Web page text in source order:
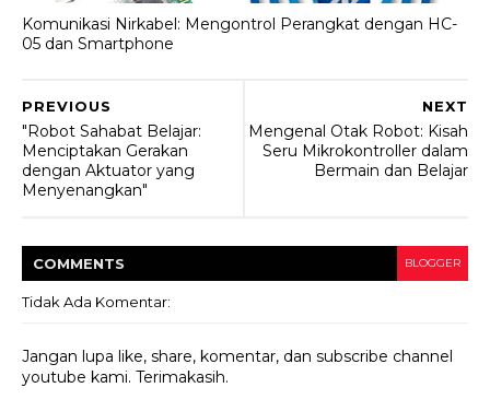
Komunikasi Nirkabel: Mengontrol Perangkat dengan HC-
05 dan Smartphone
NEXT
Mengenal Otak Robot: Kisah
Seru Mikrokontroller dalam
Bermain dan Belajar
PREVIOUS
"Robot Sahabat Belajar:
Menciptakan Gerakan
dengan Aktuator yang
Menyenangkan"
COMMENTS BLOGGER
Tidak Ada Komentar:
Jangan lupa like, share, komentar, dan subscribe channel
youtube kami. Terimakasih.